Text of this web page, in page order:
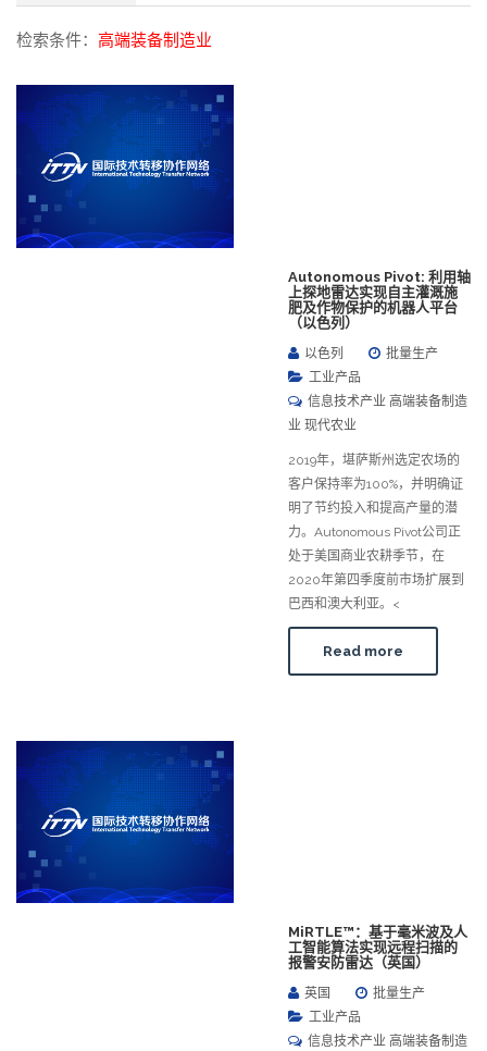
检索条件： 高端装备制造业
Autonomous Pivot: 利用轴
上探地雷达实现自主灌溉施
肥及作物保护的机器人平台
（以色列）
以色列
批量生产
工业产品
信息技术产业 高端装备制造
业 现代农业
2019年，堪萨斯州选定农场的
客户保持率为100%，并明确证
明了节约投入和提高产量的潜
力。Autonomous Pivot公司正
处于美国商业农耕季节，在
2020年第四季度前市场扩展到
巴西和澳大利亚。<
Read more
MiRTLE™：基于毫米波及人
工智能算法实现远程扫描的
报警安防雷达（英国）
英国
批量生产
工业产品
信息技术产业 高端装备制造